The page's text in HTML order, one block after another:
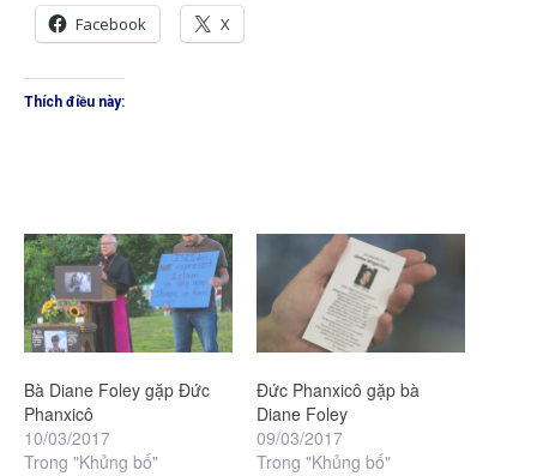
Facebook X
Thích điều này:
Bà Diane Foley gặp Đức
Phanxicô
10/03/2017
Trong "Khủng bố"
Đức Phanxicô gặp bà
Diane Foley
09/03/2017
Trong "Khủng bố"